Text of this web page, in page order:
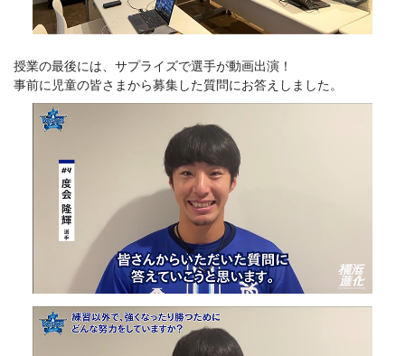
授業の最後には、サプライズで選手が動画出演！
事前に児童の皆さまから募集した質問にお答えしました。